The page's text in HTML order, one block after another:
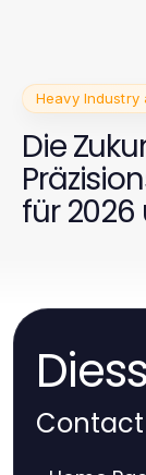
Heavy Industry
Die
für